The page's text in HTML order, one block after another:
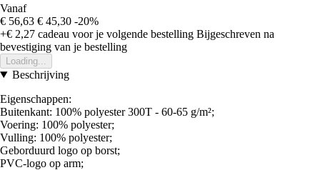
Vanaf
€ 56,63 € 45,30 -20%
+€ 2,27 cadeau voor je volgende bestelling Bijgeschreven na
bevestiging van je bestelling
Loading...
Beschrijving
Eigenschappen:
Buitenkant: 100% polyester 300T - 60-65 g/m²;
Voering: 100% polyester;
Vulling: 100% polyester;
Geborduurd logo op borst;
PVC-logo op arm;